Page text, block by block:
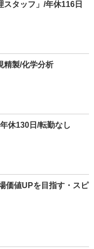
タッフ」/年休116日
精製/化学分析
休130日/転勤なし
価値UPを目指す・スピ